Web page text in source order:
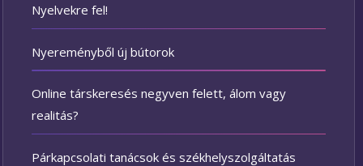
Nyelvekre fel!
Nyereményből új bútorok
Online társkeresés negyven felett, álom vagy
realitás?
Párkapcsolati tanácsok és székhelyszolgáltatás